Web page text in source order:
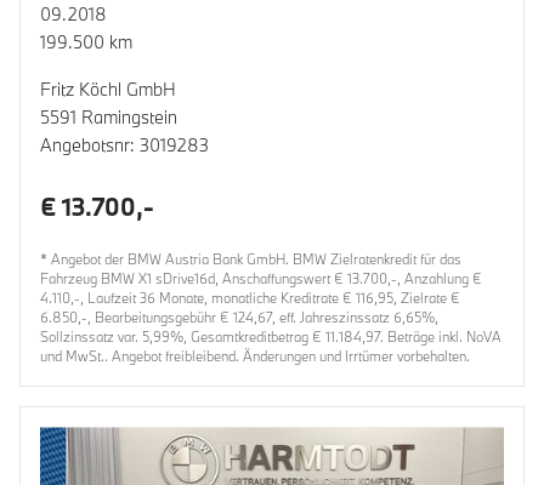
09.2018
199.500 km
Fritz Köchl GmbH
5591 Ramingstein
Angebotsnr: 3019283
€ 13.700,-
* Angebot der BMW Austria Bank GmbH. BMW Zielratenkredit für das
Fahrzeug BMW X1 sDrive16d, Anschaffungswert € 13.700,-, Anzahlung €
4.110,-, Laufzeit 36 Monate, monatliche Kreditrate € 116,95, Zielrate €
6.850,-, Bearbeitungsgebühr € 124,67, eff. Jahreszinssatz 6,65%,
Sollzinssatz var. 5,99%, Gesamtkreditbetrag € 11.184,97. Beträge inkl. NoVA
und MwSt.. Angebot freibleibend. Änderungen und Irrtümer vorbehalten.